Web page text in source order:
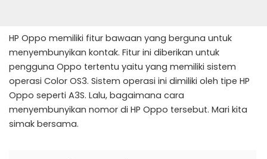
HP Oppo memiliki fitur bawaan yang berguna untuk
menyembunyikan kontak. Fitur ini diberikan untuk
pengguna Oppo tertentu yaitu yang memiliki sistem
operasi Color OS3. Sistem operasi ini dimiliki oleh tipe HP
Oppo seperti A3S. Lalu, bagaimana cara
menyembunyikan nomor di HP Oppo tersebut. Mari kita
simak bersama.